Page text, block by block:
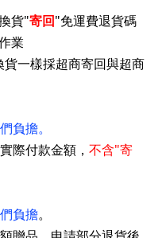
貨"寄回"免運費退貨碼
業
一樣採超商寄回與超商
負擔。
際付款金額， 不含"寄
負擔。